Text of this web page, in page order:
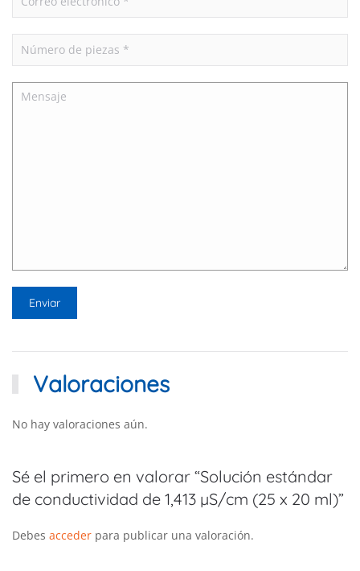
Valoraciones
No hay valoraciones aún.
Sé el primero en valorar “Solución estándar
de conductividad de 1,413 µS/cm (25 x 20 ml)”
Debes acceder para publicar una valoración.